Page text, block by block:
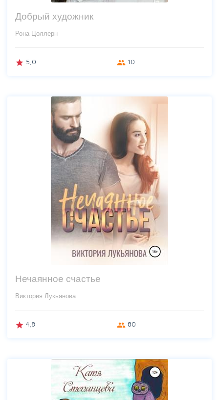
Добрый художник
Рона Цоллерн
grade 5,0 group 10
Нечаянное счастье
Виктория Лукьянова
grade 4,8 group 80